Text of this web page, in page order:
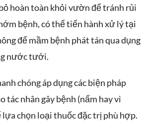
hoàn toàn khỏi vườn để tránh rủi
bệnh, có thể tiến hành xử lý tại
để mầm bệnh phát tán qua dụng
nước tưới.
chóng áp dụng các biện pháp
tác nhân gây bệnh (nấm hay vi
lựa chọn loại thuốc đặc trị phù hợp.